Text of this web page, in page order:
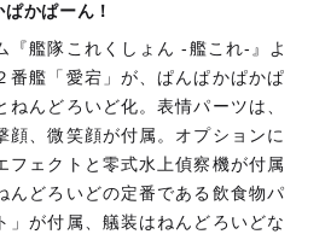
かぱーん！
『艦隊これくしょん -艦これ-』よ
番艦「愛宕」が、ぱんぱかぱかぱ
ねんどろいど化。表情パーツは、
顔、微笑顔が付属。オプションに
フェクトと零式水上偵察機が付属
んどろいどの定番である飲食物パ
」が付属、艤装はねんどろいどな